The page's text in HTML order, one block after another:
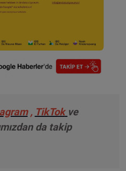
, TikTok ve
da takip